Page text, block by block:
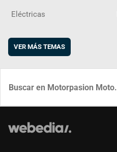
Eléctricas
VER MÁS TEMAS